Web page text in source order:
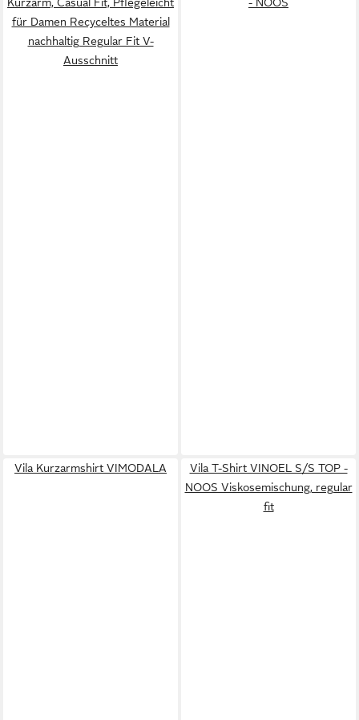
für Damen Recyceltes Material
nachhaltig Regular Fit V-
Ausschnitt
Vila Kurzarmshirt VIMODALA
Vila T-Shirt VINOEL S/S TOP -
NOOS Viskosemischung, regular
fit